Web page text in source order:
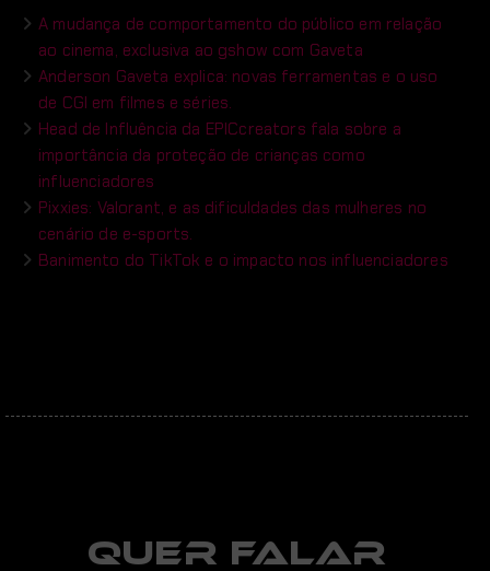
A mudança de comportamento do público em relação
ao cinema, exclusiva ao gshow com Gaveta
Anderson Gaveta explica: novas ferramentas e o uso
de CGI em filmes e séries.
Head de Influência da EPICcreators fala sobre a
importância da proteção de crianças como
influenciadores
Pixxies: Valorant, e as dificuldades das mulheres no
cenário de e-sports.
Banimento do TikTok e o impacto nos influenciadores
Quer falar